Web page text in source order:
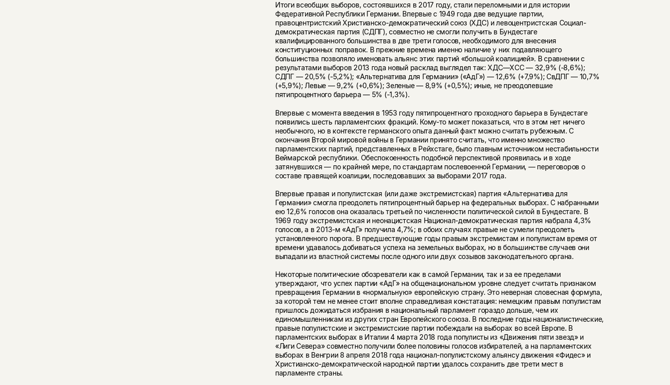
Итоги всеобщих выборов, состоявшихся в 2017 году, стали переломными и для истории
Федеративной Республики Германии. Впервые с 1949 года две ведущие партии,
правоцентристский Христианско-демократический союз (ХДС) и левоцентристская Социал-
демократическая партия (СДПГ), совместно не смогли получить в Бундестаге
квалифицированного большинства в две трети голосов, необходимого для внесения
конституционных поправок. В прежние времена именно наличие у них подавляющего
большинства позволяло именовать альянс этих партий «большой коалицией». В сравнении с
результатами выборов 2013 года новый расклад выглядел так: ХДС—ХСС — 32,9% (-8,6%);
СДПГ — 20,5% (-5,2%); «Альтернатива для Германии» («АдГ») — 12,6% (+7,9%); СвДПГ — 10,7%
(+5,9%); Левые — 9,2% (+0,6%); Зеленые — 8,9% (+0,5%); иные, не преодолевшие
пятипроцентного барьера — 5% (-1,3%).
Впервые с момента введения в 1953 году пятипроцентного проходного барьера в Бундестаге
появились шесть парламентских фракций. Кому-то может показаться, что в этом нет ничего
необычного, но в контексте германского опыта данный факт можно считать рубежным. С
окончания Второй мировой войны в Германии принято считать, что именно множество
парламентских партий, представленных в Рейхстаге, было главным источником нестабильности
Веймарской республики. Обеспокоенность подобной перспективой проявилась и в ходе
затянувшихся — по крайней мере, по стандартам послевоенной Германии, — переговоров о
составе правящей коалиции, последовавших за выборами 2017 года.
Впервые правая и популистская (или даже экстремистская) партия «Альтернатива для
Германии» смогла преодолеть пятипроцентный барьер на федеральных выборах. С набранными
ею 12,6% голосов она оказалась третьей по численности политической силой в Бундестаге. В
1969 году экстремистская и неонацистская Национал-демократическая партия набрала 4,3%
голосов, а в 2013-м «АдГ» получила 4,7%; в обоих случаях правые не сумели преодолеть
установленного порога. В предшествующие годы правым экстремистам и популистам время от
времени удавалось добиваться успеха на земельных выборах, но в большинстве случаев они
выпадали из властной системы после одного или двух созывов законодательного органа.
Некоторые политические обозреватели как в самой Германии, так и за ее пределами
утверждают, что успех партии «АдГ» на общенациональном уровне следует считать признаком
превращения Германии в «нормальную» европейскую страну. Это неверная словесная формула,
за которой тем не менее стоит вполне справедливая констатация: немецким правым популистам
пришлось дожидаться избрания в национальный парламент гораздо дольше, чем их
единомышленникам из других стран Европейского союза. В последние годы националистические,
правые популистские и экстремистские партии побеждали на выборах во всей Европе. В
парламентских выборах в Италии 4 марта 2018 года популисты из «Движения пяти звезд» и
«Лиги Севера» совместно получили более половины голосов избирателей, а на парламентских
выборах в Венгрии 8 апреля 2018 года национал-популистскому альянсу движения «Фидес» и
Христианско-демократической народной партии удалось сохранить две трети мест в
парламенте страны.